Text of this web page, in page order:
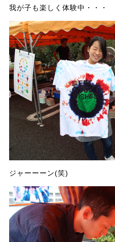
我が子も楽しく体験中・・・
ジャーーーン(笑)